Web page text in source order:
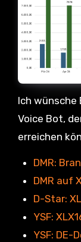
Ich wünsche
Voice Bot,
erreichen
DMR:
DMR auf
D-Star:
YSF:
YSF: DE-